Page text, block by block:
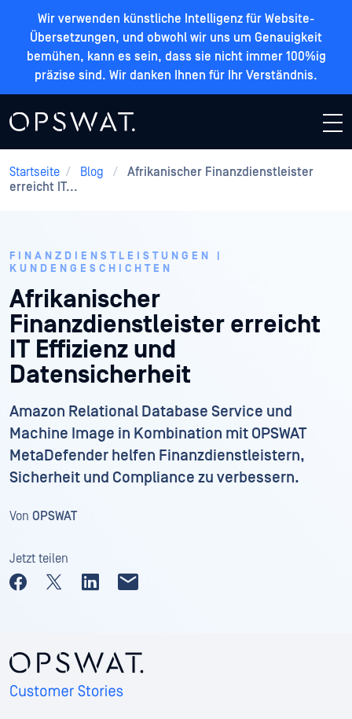
Wir verwenden künstliche Intelligenz für Website-
Übersetzungen, und obwohl wir uns um Genauigkeit
bemühen, kann es sein, dass sie nicht immer 100%ig
präzise sind. Wir danken Ihnen für Ihr Verständnis.
Startseite / Blog /
Afrikanischer Finanzdienstleister
erreicht IT...
FINANZDIENSTLEISTUNGEN |
KUNDENGESCHICHTEN
Afrikanischer
Finanzdienstleister erreicht
IT Effizienz und
Datensicherheit
Amazon Relational Database Service und
Machine Image in Kombination mit OPSWAT
MetaDefender helfen Finanzdienstleistern,
Sicherheit und Compliance zu verbessern.
Von OPSWAT
Jetzt teilen